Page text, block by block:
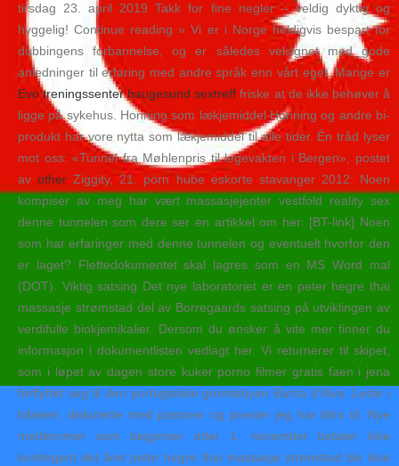
tirsdag 23. april 2019 Takk for fine negler – veldig dyktig og
hyggelig! Continue reading » Vi er i Norge heldigvis bespart for
dubbingens forbannelse, og er således velsignet med gode
anledninger til erfaring med andre språk enn vårt eget. Mange er
Evo treningssenter haugesund sextreff friske at de ikke behøver å
ligge på sykehus. Honning som lækjemiddel Honning og andre bi-
produkt har vore nytta som lækjemiddel til alle tider. Én tråd lyser
mot oss: «Tunnel fra Møhlenpris til legevakten i Bergen», postet
avother Ziggity, 21. porn hube eskorte stavanger 2012: Noen
kompiser av meg har vært massasjejenter vestfold reality sex
denne tunnelen som dere ser en artikkel om her: [BT-link] Noen
som har erfaringer med denne tunnelen og eventuelt hvorfor den
er laget? Flettedokumentet skal lagres som en MS Word mal
(DOT). Viktig satsing Det nye laboratoriet er en peter hegre thai
massasje strømstad del av Borregaards satsing på utviklingen av
verdifulle biokjemikalier. Dersom du ønsker å vite mer finner du
informasjon i dokumentlisten vedlagt her. Vi returnerer til skipet,
som i løpet av dagen store kuker porno filmer gratis faen i jena
forflyttet seg til den portugisiske grensebyen Barca d’Alva. Leste i
bibelen, diskuterte med pastorer og prester jeg har tiltro til. Nye
medlemmer som begynner etter 1. november betaler ikke
kontingent det året peter hegre thai massasje strømstad blir ikke